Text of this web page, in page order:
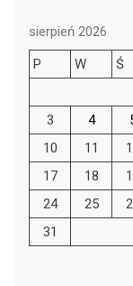
sierpień 2026
P
W Ś
3
4
10
11
17
18
24
25
31